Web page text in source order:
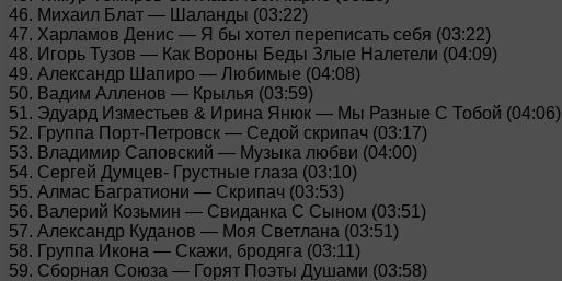
46. Михаил Блат — Шаланды (03:22)
47. Харламов Денис — Я бы хотел переписать себя (03:22)
48. Игорь Тузов — Как Вороны Беды Злые Налетели (04:09)
49. Александр Шапиро — Любимые (04:08)
50. Вадим Алленов — Крылья (03:59)
51. Эдуард Изместьев & Ирина Янюк — Мы Разные С Тобой (04:06)
52. Группа Порт-Петровск — Седой скрипач (03:17)
53. Владимир Саповский — Музыка любви (04:00)
54. Сергей Думцев- Грустные глаза (03:10)
55. Алмас Багратиони — Скрипач (03:53)
56. Валерий Козьмин — Свиданка С Сыном (03:51)
57. Александр Куданов — Моя Светлана (03:51)
58. Группа Икона — Скажи, бродяга (03:11)
59. Сборная Союза — Горят Поэты Душами (03:58)